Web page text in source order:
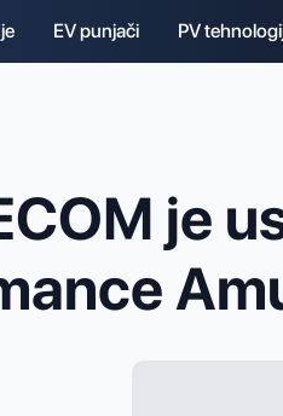
EV punjači PV
je